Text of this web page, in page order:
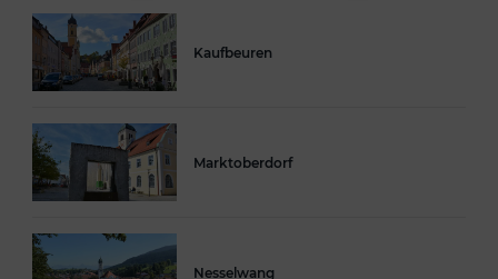
Kaufbeuren
Marktoberdorf
Nesselwang